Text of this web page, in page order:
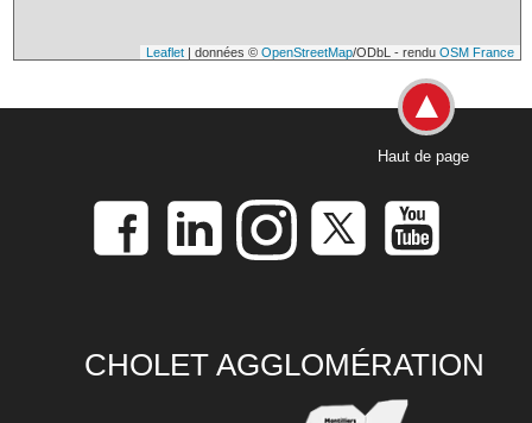
Leaflet| données © OpenStreetMap/ODbL - rendu OSM France
Haut de page
CHOLET AGGLOMÉRATION